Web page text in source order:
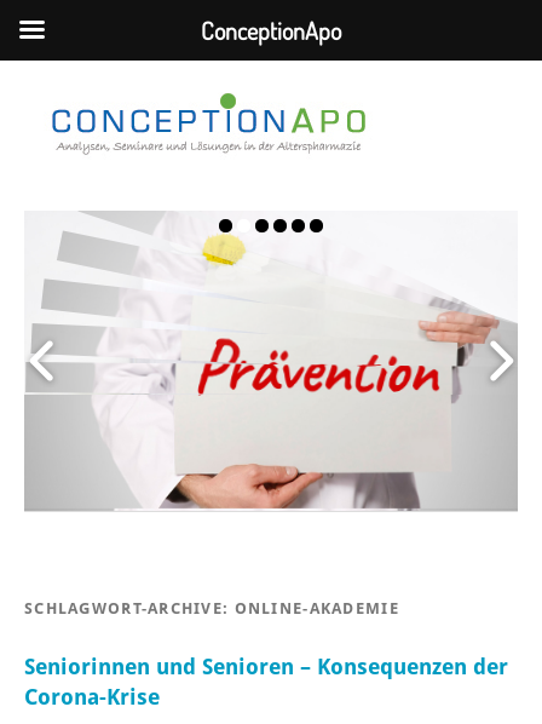
SCHLAGWORT-ARCHIVE: ONLINE-AKADEMIE
Seniorinnen und Senioren – Konsequenzen der
Corona-Krise
ConceptionApo